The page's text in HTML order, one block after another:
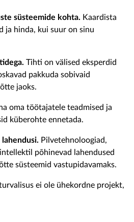
süsteemide kohta. Kaardista
ja hinda, kui suur on sinu
Tihti on välised eksperdid
pakkuda sobivaid
jaoks.
oma töötajatele teadmised ja
küberohte ennetada.
lahendusi. Pilvetehnoloogiad,
põhinevad lahendused
süsteemid vastupidavamaks.
ei ole ühekordne projekt,